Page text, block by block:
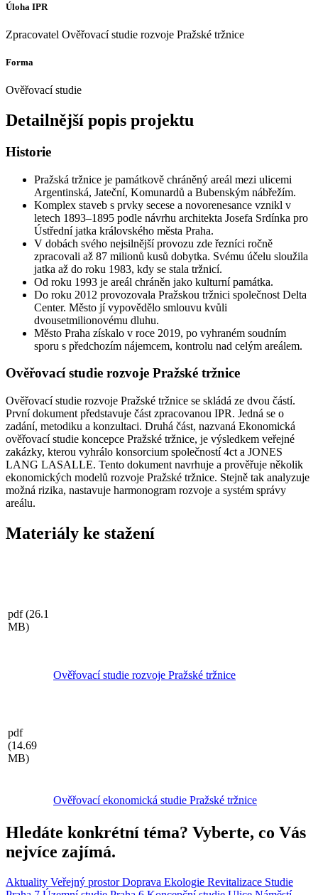
Úloha IPR
Zpracovatel Ověřovací studie rozvoje Pražské tržnice
Forma
Ověřovací studie
Detailnější popis projektu
Historie
Pražská tržnice je památkově chráněný areál mezi ulicemi
Argentinská, Jateční, Komunardů a Bubenským nábřežím.
Komplex staveb s prvky secese a novorenesance vznikl v
letech 1893–1895 podle návrhu architekta Josefa Srdínka pro
Ústřední jatka královského města Praha.
V dobách svého nejsilnější provozu zde řezníci ročně
zpracovali až 87 milionů kusů dobytka. Svému účelu sloužila
jatka až do roku 1983, kdy se stala tržnicí.
Od roku 1993 je areál chráněn jako kulturní památka.
Do roku 2012 provozovala Pražskou tržnici společnost Delta
Center. Město jí vypovědělo smlouvu kvůli
dvousetmilionovému dluhu.
Město Praha získalo v roce 2019, po vyhraném soudním
sporu s předchozím nájemcem, kontrolu nad celým areálem.
Ověřovací studie rozvoje Pražské tržnice
Ověřovací studie rozvoje Pražské tržnice se skládá ze dvou částí.
První dokument představuje část zpracovanou IPR. Jedná se o
zadání, metodiku a konzultaci. Druhá část, nazvaná Ekonomická
ověřovací studie koncepce Pražské tržnice, je výsledkem veřejné
zakázky, kterou vyhrálo konsorcium společností 4ct a JONES
LANG LASALLE. Tento dokument navrhuje a prověřuje několik
ekonomických modelů rozvoje Pražské tržnice. Stejně tak analyzuje
možná rizika, nastavuje harmonogram rozvoje a systém správy
areálu.
Materiály ke stažení
pdf(26.1
MB)
Ověřovací studie rozvoje Pražské tržnice
pdf
(14.69
MB)
Ověřovací ekonomická studie Pražské tržnice
Hledáte konkrétní téma? Vyberte, co Vás
nejvíce zajímá.
Aktuality Veřejný prostorDoprava Ekologie Revitalizace Studie